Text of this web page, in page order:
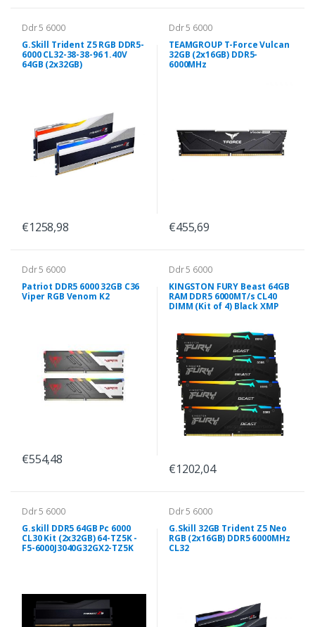
Ddr 5 6000
G.Skill Trident Z5 RGB DDR5-
6000 CL32-38-38-96 1.40V
64GB (2x32GB)
€1258,98
Ddr 5 6000
TEAMGROUP T-Force Vulcan
32GB (2x16GB) DDR5-
6000MHz
€455,69
Ddr 5 6000
Patriot DDR5 6000 32GB C36
Viper RGB Venom K2
€554,48
Ddr 5 6000
KINGSTON FURY Beast 64GB
RAM DDR5 6000MT/s CL40
DIMM (Kit of 4) Black XMP
€1202,04
Ddr 5 6000
G.skill DDR5 64GB Pc 6000
CL30 Kit (2x32GB) 64-TZ5K -
F5-6000J3040G32GX2-TZ5K
Ddr 5 6000
G.Skill 32GB Trident Z5 Neo
RGB (2x16GB) DDR5 6000MHz
CL32